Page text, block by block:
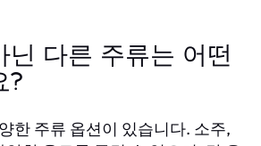
닌 다른 주류는 어떤
?
한 주류 옵션이 있습니다. 소주,